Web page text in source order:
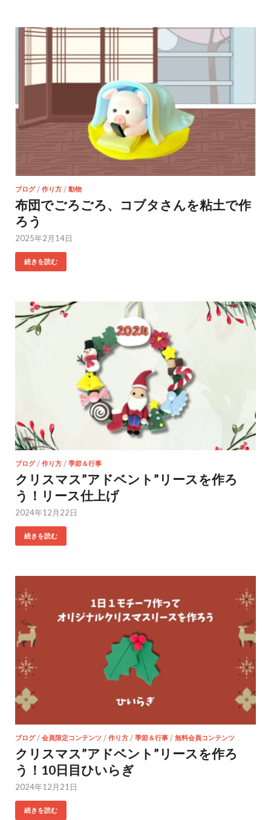
ブログ/ 作り方 / 動物
布団でごろごろ、コブタさんを粘土で作
ろう
2025年2月14日
続きを読む
ブログ/ 作り方 / 季節＆行事
クリスマス”アドベント”リースを作ろ
う！リース仕上げ
2024年12月22日
続きを読む
ブログ/ 会員限定コンテンツ / 作り方 / 季節＆行事 / 無料会員コンテンツ
クリスマス”アドベント”リースを作ろ
う！10日目ひいらぎ
2024年12月21日
続きを読む